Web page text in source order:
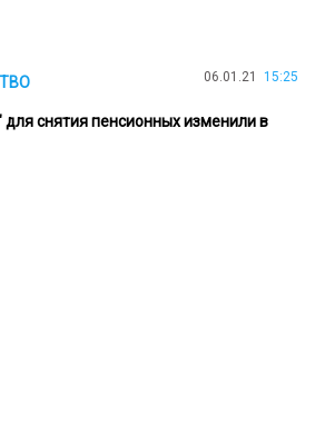
06.01.21 15:25
для снятия пенсионных изменили в